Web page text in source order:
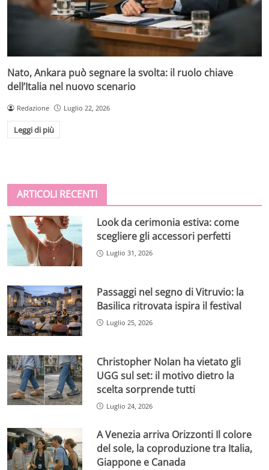
Nato, Ankara può segnare la svolta: il ruolo chiave
dell’Italia nel nuovo scenario
Redazione Luglio 22, 2026
Leggi di più
ARTICOLI RECENTI
Look da cerimonia estiva: come
scegliere gli accessori perfetti
Luglio 31, 2026
Passaggi nel segno di Vitruvio: la
Basilica ritrovata ispira il festival
Luglio 25, 2026
Christopher Nolan ha vietato gli
UGG sul set: il motivo dietro la
scelta sorprende tutti
Luglio 24, 2026
A Venezia arriva Orizzonti Il colore
del sole, la coproduzione tra Italia,
Giappone e Canada